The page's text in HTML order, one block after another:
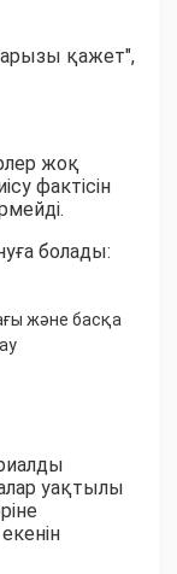
арызы қажет",
жоқ
фактісін
болады:
және басқа
уақтылы